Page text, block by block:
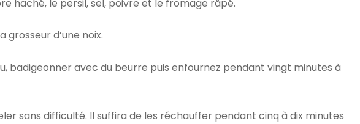
haché, le persil, sel, poivre et le fromage râpé.
d’une noix.
badigeonner avec du beurre puis enfournez pendant vingt minutes à
sans difficulté. Il suffira de les réchauffer pendant cinq à dix minutes